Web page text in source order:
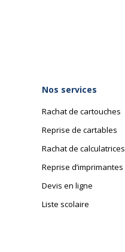
Nos services
Rachat de cartouches
Reprise de cartables
Rachat de calculatrices
Reprise d’imprimantes
Devis en ligne
Liste scolaire